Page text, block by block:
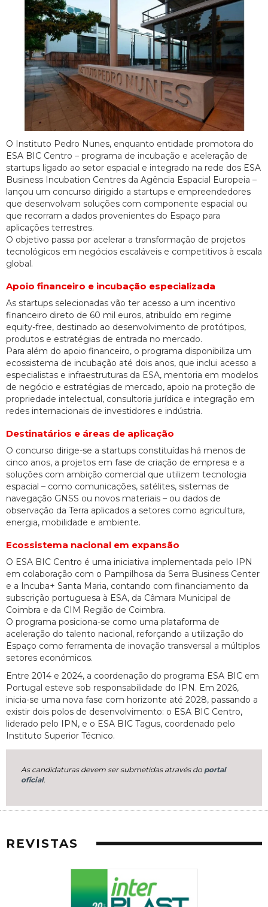
O Instituto Pedro Nunes, enquanto entidade promotora do
ESA BIC Centro – programa de incubação e aceleração de
startups ligado ao setor espacial e integrado na rede dos ESA
Business Incubation Centres da Agência Espacial Europeia –
lançou um concurso dirigido a startups e empreendedores
que desenvolvam soluções com componente espacial ou
que recorram a dados provenientes do Espaço para
aplicações terrestres.
O objetivo passa por acelerar a transformação de projetos
tecnológicos em negócios escaláveis e competitivos à escala
global.
Apoio financeiro e incubação especializada
As startups selecionadas vão ter acesso a um incentivo
financeiro direto de 60 mil euros, atribuído em regime
equity-free, destinado ao desenvolvimento de protótipos,
produtos e estratégias de entrada no mercado.
Para além do apoio financeiro, o programa disponibiliza um
ecossistema de incubação até dois anos, que inclui acesso a
especialistas e infraestruturas da ESA, mentoria em modelos
de negócio e estratégias de mercado, apoio na proteção de
propriedade intelectual, consultoria jurídica e integração em
redes internacionais de investidores e indústria.
Destinatários e áreas de aplicação
O concurso dirige-se a startups constituídas há menos de
cinco anos, a projetos em fase de criação de empresa e a
soluções com ambição comercial que utilizem tecnologia
espacial – como comunicações, satélites, sistemas de
navegação GNSS ou novos materiais – ou dados de
observação da Terra aplicados a setores como agricultura,
energia, mobilidade e ambiente.
Ecossistema nacional em expansão
O ESA BIC Centro é uma iniciativa implementada pelo IPN
em colaboração com o Pampilhosa da Serra Business Center
e a Incuba+ Santa Maria, contando com financiamento da
subscrição portuguesa à ESA, da Câmara Municipal de
Coimbra e da CIM Região de Coimbra.
O programa posiciona-se como uma plataforma de
aceleração do talento nacional, reforçando a utilização do
Espaço como ferramenta de inovação transversal a múltiplos
setores económicos.
Entre 2014 e 2024, a coordenação do programa ESA BIC em
Portugal esteve sob responsabilidade do IPN. Em 2026,
inicia-se uma nova fase com horizonte até 2028, passando a
existir dois polos de desenvolvimento: o ESA BIC Centro,
liderado pelo IPN, e o ESA BIC Tagus, coordenado pelo
Instituto Superior Técnico.
As candidaturas devem ser submetidas através do portal
oficial.
REVISTAS